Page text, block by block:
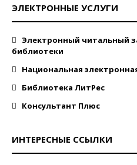
ЭЛЕКТРОННЫЕ УСЛУГИ
Электронный читальный
библиотеки
Национальная
Библиотека ЛитРес
Консультант Плюс
ИНТЕРЕСНЫЕ ССЫЛКИ